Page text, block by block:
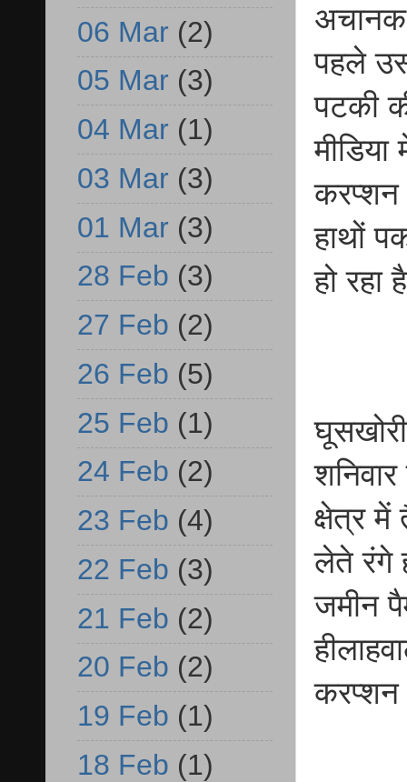
अचानक
पहले
पटकी
करप्शन
हाथों
हो रहा
क्षेत्र
लेते रंगे
जमीन
करप्शन
06 Mar (2)
05 Mar (3)
04 Mar (1)
03 Mar (3)
01 Mar (3)
28 Feb (3)
27 Feb (2)
26 Feb (5)
25 Feb (1)
24 Feb (2)
23 Feb (4)
22 Feb (3)
21 Feb (2)
20 Feb (2)
19 Feb (1)
18 Feb (1)